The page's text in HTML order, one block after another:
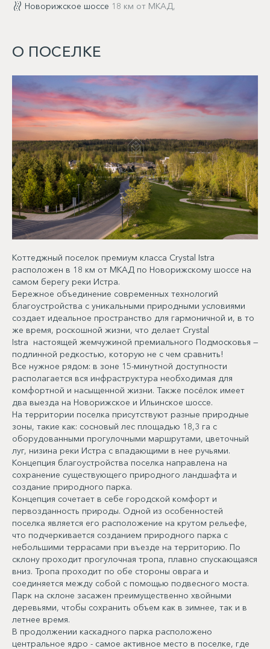
Новорижское шоссе 18 км от МКАД,
О ПОСЕЛКЕ
Коттеджный поселок премиум класса Crystal Istra
расположен в 18 км от МКАД по Новорижскому шоссе на
самом берегу реки Истра.
Бережное объединение современных технологий
благоустройства с уникальными природными условиями
создает идеальное пространство для гармоничной и, в то
же время, роскошной жизни, что делает Crystal
Istra настоящей жемчужиной премиального Подмосковья —
подлинной редкостью, которую не с чем сравнить!
Все нужное рядом: в зоне 15-минутной доступности
располагается вся инфраструктура необходимая для
комфортной и насыщенной жизни. Также посёлок имеет
два выезда на Новорижское и Ильинское шоссе.
На территории поселка присутствуют разные природные
зоны, такие как: сосновый лес площадью 18,3 га с
оборудованными прогулочными маршрутами, цветочный
луг, низина реки Истра с впадающими в нее ручьями.
Концепция благоустройства поселка направлена на
сохранение существующего природного ландшафта и
создание природного парка.
Концепция сочетает в себе городской комфорт и
первозданность природы. Одной из особенностей
поселка является его расположение на крутом рельефе,
что подчеркивается созданием природного парка с
небольшими террасами при въезде на территорию. По
склону проходит прогулочная тропа, плавно спускающаяся
вниз. Тропа проходит по обе стороны оврага и
соединяется между собой с помощью подвесного моста.
Парк на склоне засажен преимущественно хвойными
деревьями, чтобы сохранить объем как в зимнее, так и в
летнее время.
В продолжении каскадного парка расположено
центральное ядро - самое активное место в поселке, где